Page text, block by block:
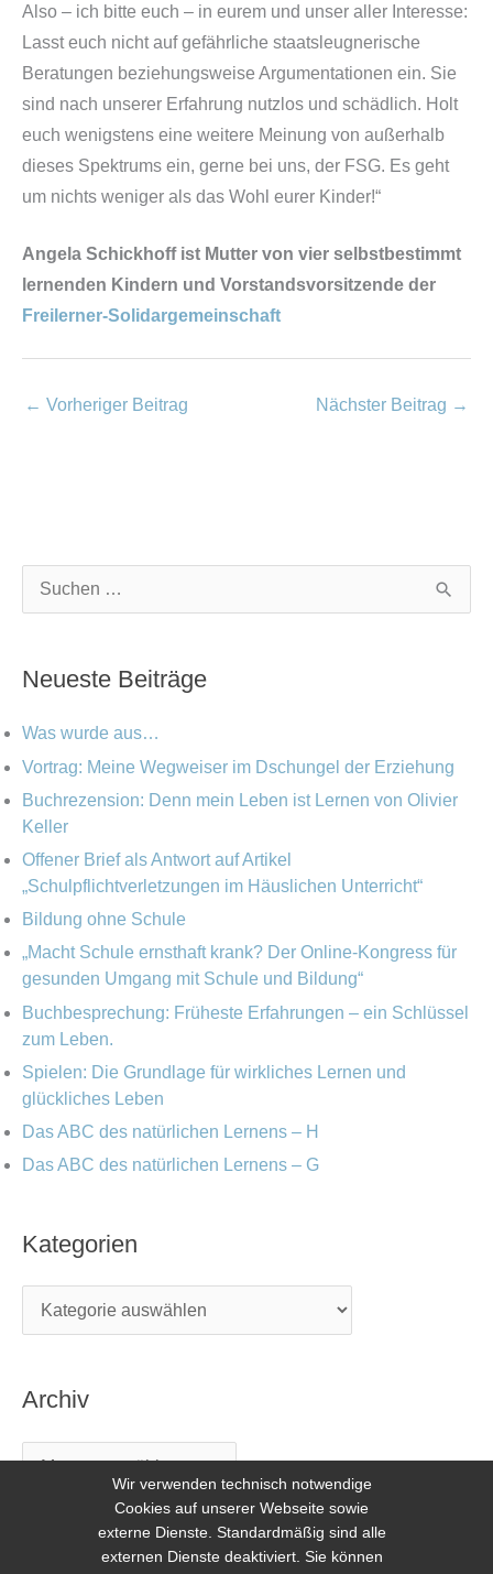
Also – ich bitte euch – in eurem und unser aller Interesse:
Lasst euch nicht auf gefährliche staatsleugnerische
Beratungen beziehungsweise Argumentationen ein. Sie
sind nach unserer Erfahrung nutzlos und schädlich. Holt
euch wenigstens eine weitere Meinung von außerhalb
dieses Spektrums ein, gerne bei uns, der FSG. Es geht
um nichts weniger als das Wohl eurer Kinder!“
Angela Schickhoff ist Mutter von vier selbstbestimmt
lernenden Kindern und Vorstandsvorsitzende der
Freilerner-Solidargemeinschaft
← Vorheriger Beitrag Nächster Beitrag →
e
n
n
a
c
Neueste Beiträge
Was wurde aus…
Vortrag: Meine Wegweiser im Dschungel der Erziehung
Buchrezension: Denn mein Leben ist Lernen von Olivier
Keller
Offener Brief als Antwort auf Artikel
„Schulpflichtverletzungen im Häuslichen Unterricht“
Bildung ohne Schule
„Macht Schule ernsthaft krank? Der Online-Kongress für
gesunden Umgang mit Schule und Bildung“
Buchbesprechung: Früheste Erfahrungen – ein Schlüssel
zum Leben.
Spielen: Die Grundlage für wirkliches Lernen und
glückliches Leben
Das ABC des natürlichen Lernens – H
Das ABC des natürlichen Lernens – G
Kategorien
a
e
i
e
n
Archiv
r
h
Wir verwenden technisch notwendige
Cookies auf unserer Webseite sowie
externe Dienste. Standardmäßig sind alle
externen Dienste deaktiviert. Sie können